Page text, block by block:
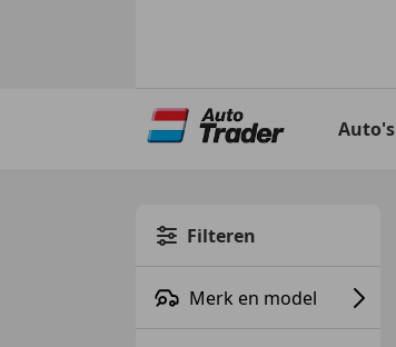
Auto's
Filteren
Merk en model